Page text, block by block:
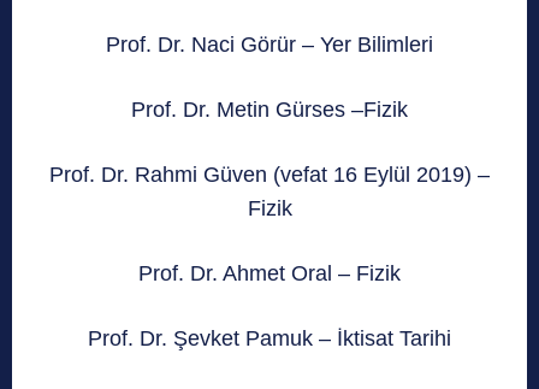
Prof. Dr. Naci Görür – Yer Bilimleri
Prof. Dr. Metin Gürses –Fizik
Prof. Dr. Rahmi Güven (vefat 16 Eylül 2019) –
Fizik
Prof. Dr. Ahmet Oral – Fizik
Prof. Dr. Şevket Pamuk – İktisat Tarihi